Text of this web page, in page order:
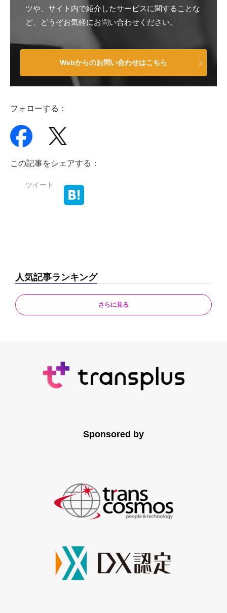
ツや、サイト内で紹介したサービスに関することな
ど、どうぞお気軽にお問い合わせください。
Webからのお問い合わせはこちら
フォローする：
この記事をシェアする：
ツイート
人気記事ランキング
さらに見る
Sponsored by